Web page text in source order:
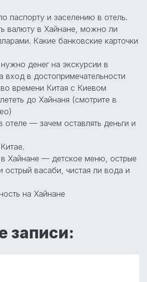
паспорту и заселению в отель.
валюту в Хайнане, можно ли
Какие банковские карточки
денег на экскурсии в
вход в достопримечательности
времени Китая с Киевом
до Хайнаня (смотрите в
отеле — зачем оставлять деньги и
Хайнане — детское меню, острые
острый васаби, чистая ли вода и
на Хайнане
записи: